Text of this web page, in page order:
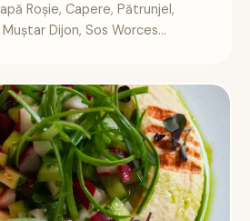
Roșie, Capere, Pătrunjel,
Dijon, Sos Worces...